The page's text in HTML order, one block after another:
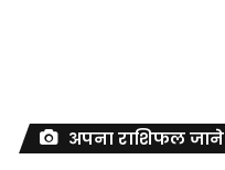
अपना राशिफल जाने